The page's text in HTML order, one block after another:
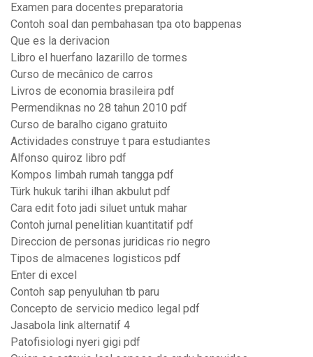
Examen para docentes preparatoria
Contoh soal dan pembahasan tpa oto bappenas
Que es la derivacion
Libro el huerfano lazarillo de tormes
Curso de mecânico de carros
Livros de economia brasileira pdf
Permendiknas no 28 tahun 2010 pdf
Curso de baralho cigano gratuito
Actividades construye t para estudiantes
Alfonso quiroz libro pdf
Kompos limbah rumah tangga pdf
Türk hukuk tarihi ilhan akbulut pdf
Cara edit foto jadi siluet untuk mahar
Contoh jurnal penelitian kuantitatif pdf
Direccion de personas juridicas rio negro
Tipos de almacenes logisticos pdf
Enter di excel
Contoh sap penyuluhan tb paru
Concepto de servicio medico legal pdf
Jasabola link alternatif 4
Patofisiologi nyeri gigi pdf